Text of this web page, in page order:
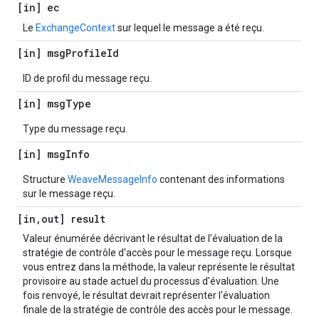
[in] ec
Le ExchangeContextsur lequel le message a été reçu.
[in] msgProfileId
ID de profil du message reçu.
[in] msgType
Type du message reçu.
[in] msgInfo
Structure WeaveMessageInfo contenant des informations
sur le message reçu.
[in , out] result
Valeur énumérée décrivant le résultat de l'évaluation de la
stratégie de contrôle d'accès pour le message reçu. Lorsque
vous entrez dans la méthode, la valeur représente le résultat
provisoire au stade actuel du processus d'évaluation. Une
fois renvoyé, le résultat devrait représenter l'évaluation
finale de la stratégie de contrôle des accès pour le message.